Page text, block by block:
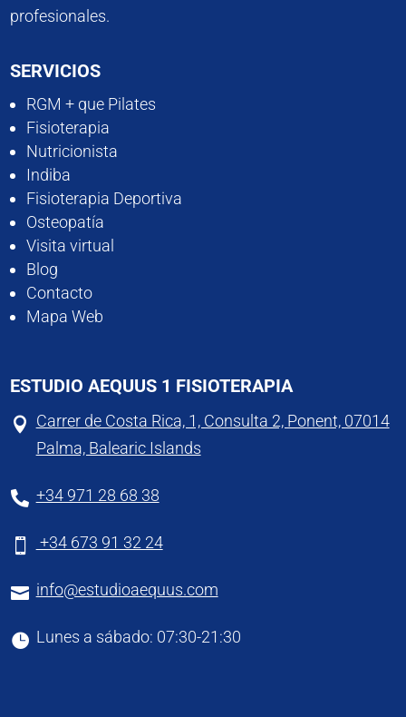
profesionales.
SERVICIOS
RGM + que Pilates
Fisioterapia
Nutricionista
Indiba
Fisioterapia Deportiva
Osteopatía
Visita virtual
Blog
Contacto
Mapa Web
ESTUDIO AEQUUS 1 FISIOTERAPIA
 Carrer de Costa Rica, 1, Consulta 2, Ponent, 07014
Palma, Balearic Islands
 +34 971 28 68 38
 +34 673 91 32 24
 info@estudioaequus.com
 Lunes a sábado: 07:30-21:30